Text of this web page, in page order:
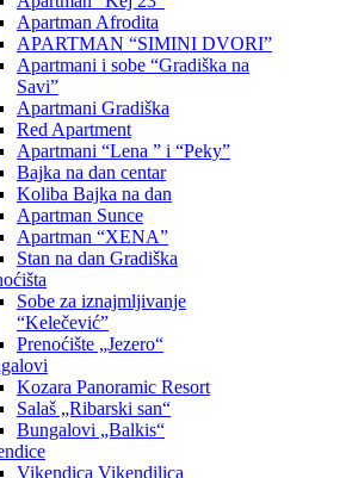
Apartman Afrodita
APARTMAN “SIMINI DVORI”
Apartmani i sobe “Gradiška na
Savi”
Apartmani Gradiška
Red Apartment
Apartmani “Lena ” i “Peky”
Bajka na dan centar
Koliba Bajka na dan
Apartman Sunce
Apartman “XENA”
Stan na dan Gradiška
Sobe za iznajmljivanje
“Kelečević”
Prenoćište „Jezero“
Kozara Panoramic Resort
Salaš „Ribarski san“
Bungalovi „Balkis“
Vikendica Vikendilica